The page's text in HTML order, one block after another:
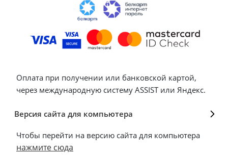
Оплата при получении или банковской картой,
через международную систему ASSIST или Яндекс.
Версия сайта для компьютера
Чтобы перейти на версию сайта для компьютера
нажмите сюда